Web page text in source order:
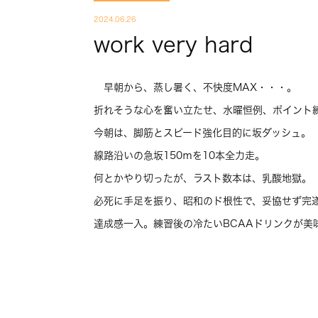
2024.06.26
work very hard
早朝から、蒸し暑く、不快度MAX・・・。
折れそうな心を奮い立たせ、水曜恒例、ポイント
今朝は、脚筋とスピード強化目的に坂ダッシュ。
線路沿いの急坂150ｍを10本全力走。
何とかやり切ったが、ラスト数本は、乳酸地獄。
必死に手足を振り、昭和のド根性で、妥協せず完
達成感一入。練習後の冷たいBCAAドリンクが美